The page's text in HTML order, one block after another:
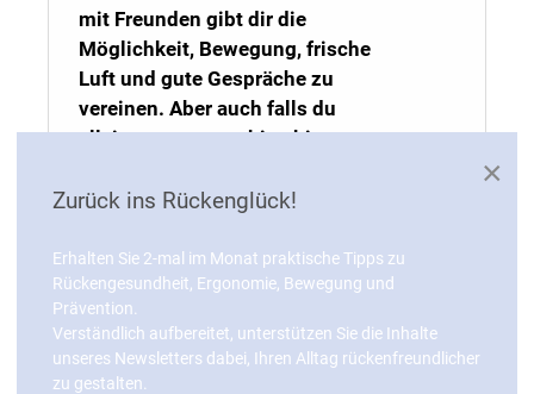
mit Freunden gibt dir die
Möglichkeit, Bewegung, frische
Luft und gute Gespräche zu
vereinen. Aber auch falls du
alleineunterwegsbist, bietet
die Seele baumeln zu lassen
Nicht nur unserem psychischen
Wohlbefinden kann
Spazierengehen so richtig
guttun, sondern auch unserer
physischen Gesundheit.
×
Zurück ins Rückenglück!
Erhalten Sie 2-mal im Monat praktische Tipps zu
Rückengesundheit, Ergonomie, Bewegung und
Prävention.
Verständlich aufbereitet, unterstützen Sie die Inhalte
unseres Newsletters dabei, Ihren Alltag rückenfreundlicher
zu gestalten.